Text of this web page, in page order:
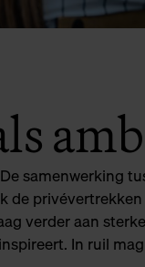
samenwerking
de
verder aan
In ruil